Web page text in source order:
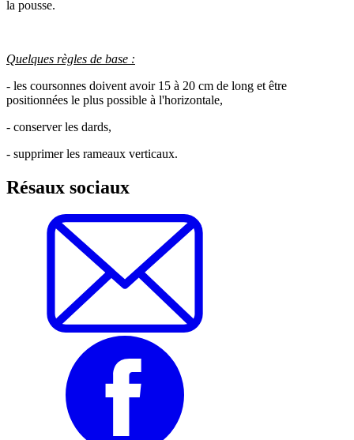
la pousse.
Quelques règles de base :
- les coursonnes doivent avoir 15 à 20 cm de long et être
positionnées le plus possible à l'horizontale,
- conserver les dards,
- supprimer les rameaux verticaux.
Résaux sociaux